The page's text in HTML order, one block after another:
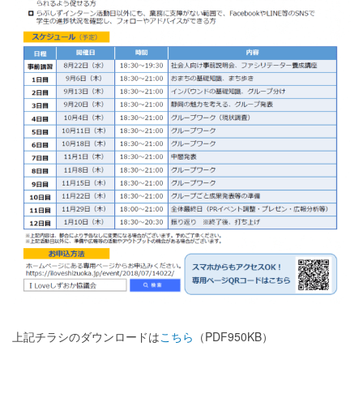
上記チラシのダウンロードはこちら （PDF950KB）